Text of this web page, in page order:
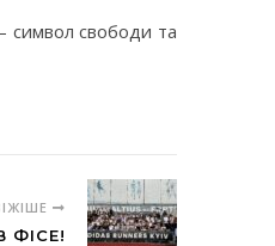
символ свободи та
ФІСЕ!